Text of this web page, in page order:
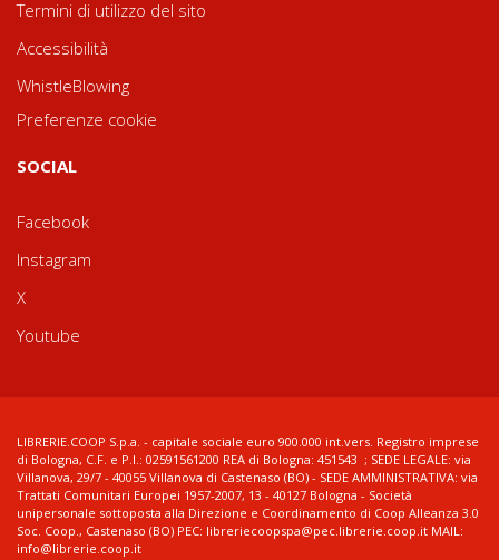
Termini di utilizzo del sito
Accessibilità
WhistleBlowing
Preferenze cookie
SOCIAL
Facebook
Instagram
X
Youtube
LIBRERIE.COOP S.p.a. - capitale sociale euro 900.000 int.vers. Registro imprese
di Bologna, C.F. e P.I.: 02591561200 REA di Bologna: 451543 ; SEDE LEGALE: via
Villanova, 29/7 - 40055 Villanova di Castenaso (BO) - SEDE AMMINISTRATIVA: via
Trattati Comunitari Europei 1957-2007, 13 - 40127 Bologna - Società
unipersonale sottoposta alla Direzione e Coordinamento di Coop Alleanza 3.0
Soc. Coop., Castenaso (BO) PEC: libreriecoopspa@pec.librerie.coop.it MAIL:
info@librerie.coop.it